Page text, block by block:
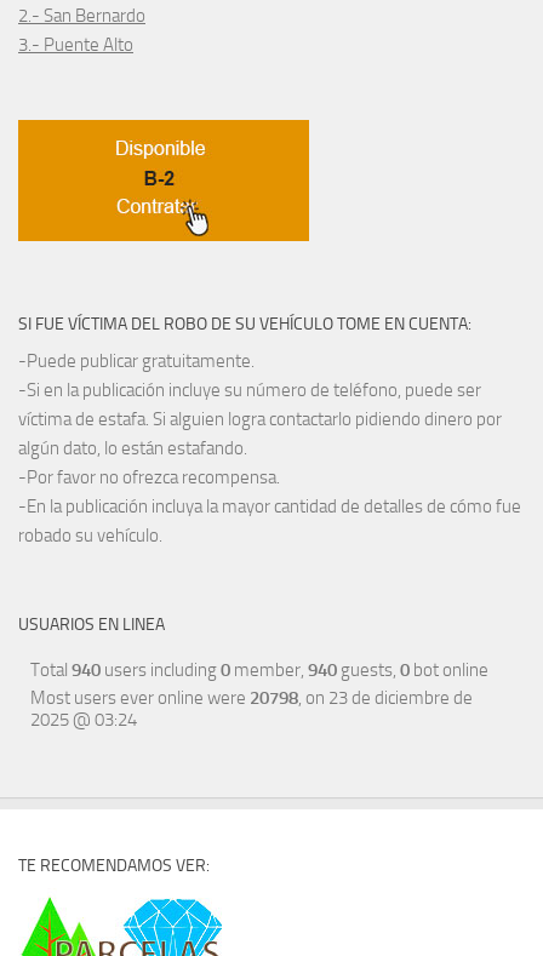
2.- San Bernardo
3.- Puente Alto
SI FUE VÍCTIMA DEL ROBO DE SU VEHÍCULO TOME EN CUENTA:
-Puede publicar gratuitamente.
-Si en la publicación incluye su número de teléfono, puede ser
víctima de estafa. Si alguien logra contactarlo pidiendo dinero por
algún dato, lo están estafando.
-Por favor no ofrezca recompensa.
-En la publicación incluya la mayor cantidad de detalles de cómo fue
robado su vehículo.
USUARIOS EN LINEA
Total 940 users including0 member, 940 guests, 0 bot online
Most users ever online were 20798, on 23 de diciembre de
2025 @ 03:24
TE RECOMENDAMOS VER: